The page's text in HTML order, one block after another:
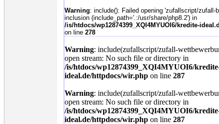
Warning: include(): Failed opening 'zufallscript/zufall-
inclusion (include_path='.:/usr/share/php8.2') in
/is/htdocs/wp12874399_XQI4MYUOI6/kredite-
on line 278
Warning: include(zufallscript/zufall-
open stream: No such file or directory in
/is/htdocs/wp12874399_XQI4MYUOI6/
ideal.de/httpdocs/wir.phpon line 287
Warning: include(zufallscript/zufall-
open stream: No such file or directory in
/is/htdocs/wp12874399_XQI4MYUOI6/
ideal.de/httpdocs/wir.phpon line 287